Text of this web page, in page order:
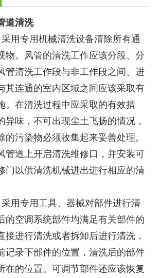
道清洗
用专用机械清洗设备清除所有通
物。风管的清洗工作应该分段、分
管清洗工作段与非工作段之间、进
其连通的室内区域之间应该采取有
。在清洗过程中应采取的有效措
异味，不可出现尘土飞扬的情况，
的污染物必须收集起来妥善处理。
管道上开启清洗维修口，并安装可
门以供清洗机械进出进行相应的清
用专用工具、器械对部件进行清
的空调系统部件均满足有关部件的
接进行清洗或者拆卸后进行清洗，
记录下部件的位置，清洗后的部件
在的位置。可调节部件还应该恢复